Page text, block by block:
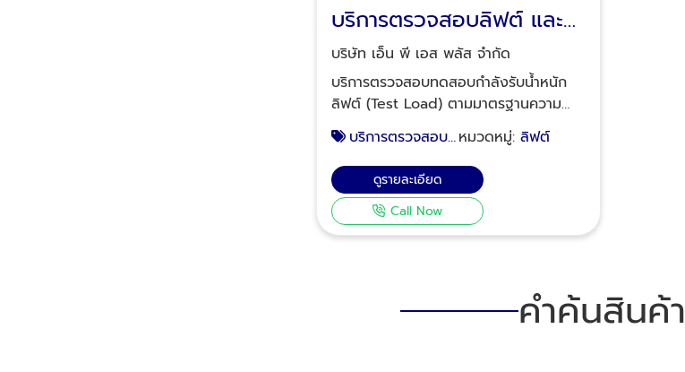
บริการตรวจสอบลิฟต์ และ
ทดสอบน้ำหนักประจําปี (Test
Load) ปจ.1
บริษัท เอ็น พี เอส พลัส จำกัด
บริการตรวจสอบทดสอบกำลังรับน้ำหนัก
ลิฟต์ (Test Load) ตามมาตรฐานความ
ปลอดภัย ปจ. 1 พร้อมออกใบรับรอง
มาตรฐานความปลอดภัยโดยวิศวกร
เครื่องกลมืออาชีพ บริการตรวจสอบ และ
ซ่อมบำรุง (Preventive Maintenance)
ลิฟต์ บันไดเลื่อน ประจำเดือน/ ประจำปี
หรือแล้วแต่กำหนดตามรายละเอียดหัวข้อ
เหตุการณ์แผ่นดินไหว ลิฟต์ในอาคารอาจได้
บริการตรวจสอบ
(Test Load)
หมวดหมู่: ลิฟต์
ดูรายละเอียด
Call Now
คำค้นสินค้า